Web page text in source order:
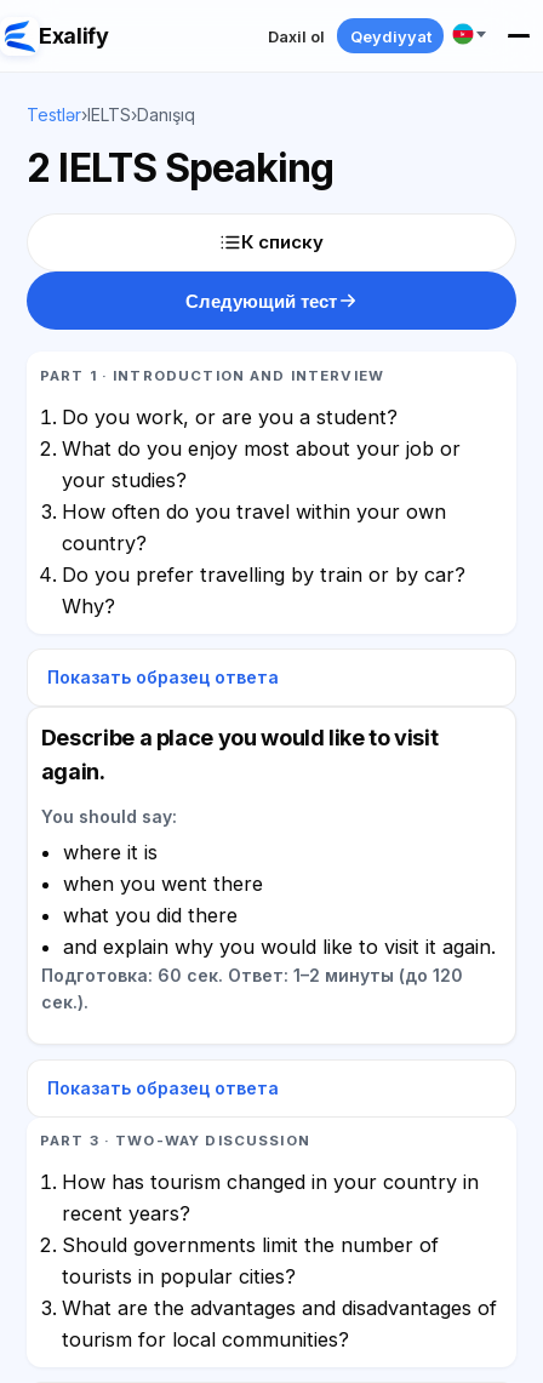
Exalify Daxil ol Qeydiyyat
Testlər›IELTS›Danışıq
2 IELTS Speaking
К списку
Следующий тест
PART 1 · INTRODUCTION AND INTERVIEW
Do you work, or are you a student?
What do you enjoy most about your job or
your studies?
How often do you travel within your own
country?
Do you prefer travelling by train or by car?
Why?
Показать образец ответа
Describe a place you would like to visit
again.
You should say:
where it is
when you went there
what you did there
and explain why you would like to visit it again.
Подготовка: 60 сек. Ответ: 1–2 минуты (до 120
сек.).
Показать образец ответа
PART 3 · TWO-WAY DISCUSSION
How has tourism changed in your country in
recent years?
Should governments limit the number of
tourists in popular cities?
What are the advantages and disadvantages of
tourism for local communities?